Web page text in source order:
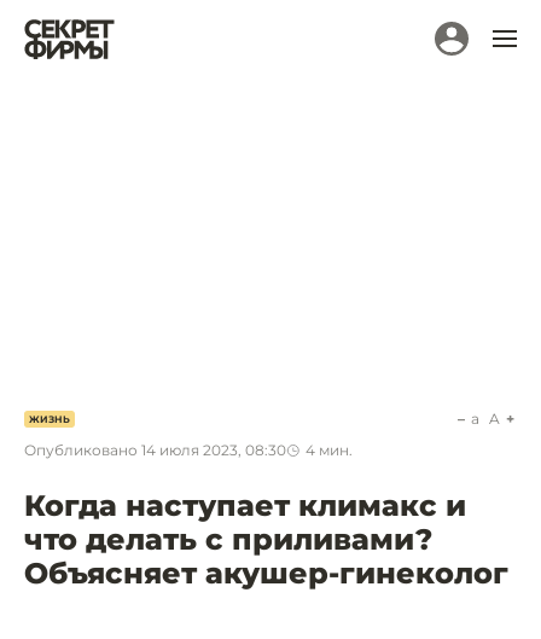
ЖИЗНЬ
Опубликовано 14 июля 2023, 08:30 4 мин.
a A
Когда наступает климакс и
что делать с приливами?
Объясняет акушер-гинеколог